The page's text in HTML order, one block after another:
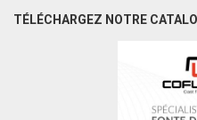
TÉLÉCHARGEZ NOTRE